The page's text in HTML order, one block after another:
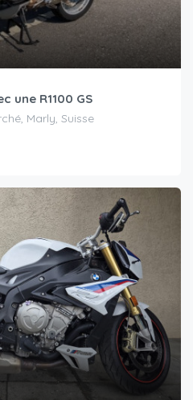
une R1100 GS
Marly, Suisse